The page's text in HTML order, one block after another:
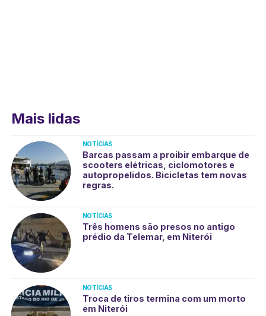
Mais lidas
NOTÍCIAS
Barcas passam a proibir embarque de
scooters elétricas, ciclomotores e
autopropelidos. Bicicletas tem novas
regras.
NOTÍCIAS
Três homens são presos no antigo
prédio da Telemar, em Niterói
NOTÍCIAS
Troca de tiros termina com um morto
em Niterói